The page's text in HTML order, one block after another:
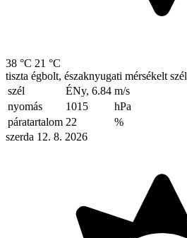
38 °C 21 °C
tiszta égbolt, északnyugati mérsékelt szél
szél
ÉNy, 6.84 m/s
nyomás
1015
hPa
páratartalom 22
%
szerda 12. 8. 2026